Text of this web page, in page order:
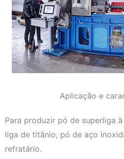
Aplicação e
Para produzir pó de superliga
liga de titânio, pó de aço
refratário.